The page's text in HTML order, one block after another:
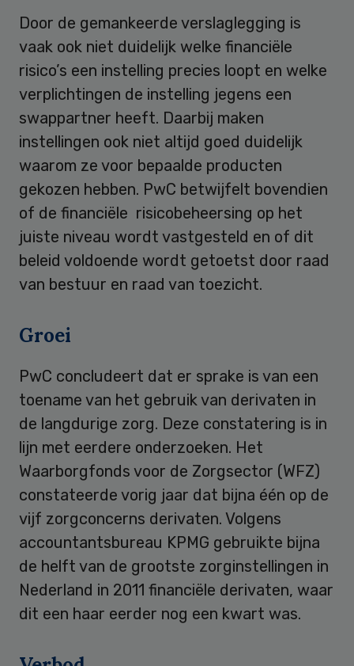
Door de gemankeerde verslaglegging is
vaak ook niet duidelijk welke financiële
risico’s een instelling precies loopt en welke
verplichtingen de instelling jegens een
swappartner heeft. Daarbij maken
instellingen ook niet altijd goed duidelijk
waarom ze voor bepaalde producten
gekozen hebben. PwC betwijfelt bovendien
of de financiële risicobeheersing op het
juiste niveau wordt vastgesteld en of dit
beleid voldoende wordt getoetst door raad
van bestuur en raad van toezicht.
Groei
PwC concludeert dat er sprake is van een
toename van het gebruik van derivaten in
de langdurige zorg. Deze constatering is in
lijn met eerdere onderzoeken. Het
Waarborgfonds voor de Zorgsector (WFZ)
constateerde vorig jaar dat bijna één op de
vijf zorgconcerns derivaten. Volgens
accountantsbureau KPMG gebruikte bijna
de helft van de grootste zorginstellingen in
Nederland in 2011 financiële derivaten, waar
dit een haar eerder nog een kwart was.